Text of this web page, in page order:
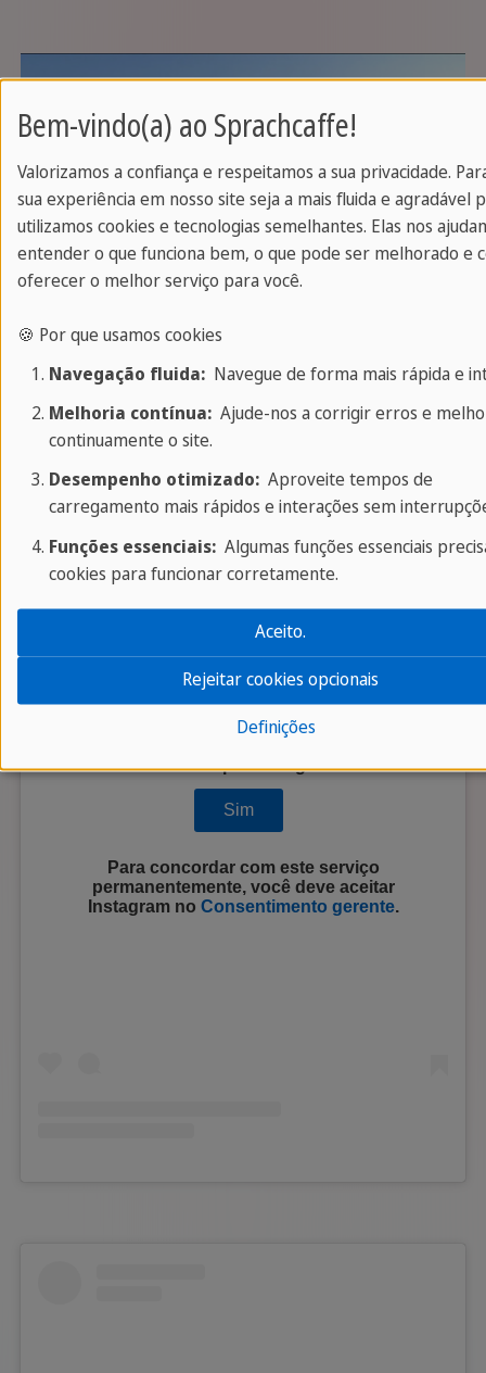
A privacidade é importante para nós. Somente quando clica, o
vídeo é carregado e reproduzido pelo fornecedor terceirizado.
fornecido porInstagram?
Sim
Para concordar com este serviço
permanentemente, você deve aceitar
Instagramno Consentimento gerente.
Bem-vindo(a) ao Sprachcaffe!
Valorizamos a confiança e respeitamos a sua privacidade.
sua experiência em nosso site seja a mais fluida e agradável
utilizamos cookies e tecnologias semelhantes. Elas nos
entender o que funciona bem, o que pode ser melhorado e
oferecer o melhor serviço para você.
🍪 Por que usamos cookies
Navegação fluida:Navegue de forma mais rápida e
Melhoria contínua:Ajude-nos a corrigir erros e
continuamente o site.
Desempenho otimizado:Aproveite tempos de
carregamento mais rápidos e interações sem
Funções essenciais:Algumas funções essenciais
cookies para funcionar corretamente.
Definições
Rejeitar cookies opcionais
Aceito.